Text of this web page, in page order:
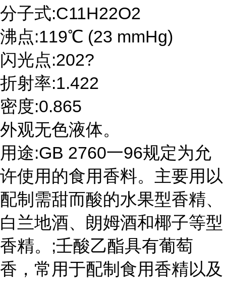
分子式:C11H22O2
沸点:119℃ (23 mmHg)
闪光点:202?
折射率:1.422
密度:0.865
外观无色液体。
用途:GB 2760一96规定为允
许使用的食用香料。主要用以
配制需甜而酸的水果型香精、
白兰地酒、朗姆酒和椰子等型
香精。;壬酸乙酯具有葡萄
香，常用于配制食用香精以及